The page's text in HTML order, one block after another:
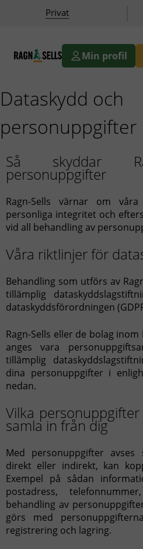
Privat
butik.ragnsells.se
Min profil
Dataskydd och
personuppgifter
Så skyddar
personuppgifter
Ragn-Sells värnar om
personliga integritet och
vid all behandling av
Våra riktlinjer för
Behandling som utförs av
tillämplig
dataskyddsförordningen
Ragn-Sells eller de bolag
anges vara
tillämplig
dina personuppgifter i
nedan.
Vilka
samla in från dig
Med personuppgifter
direkt eller indirekt, kan
Exempel på sådan
postadress,
behandling av
görs med
registrering och lagring.